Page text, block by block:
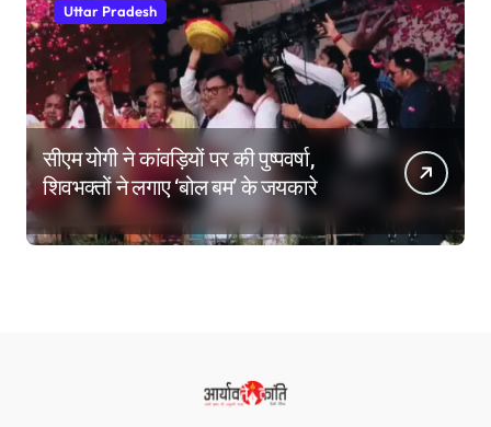
Uttar Pradesh
सीएम योगी ने कांवड़ियों पर की पुष्पवर्षा,
शिवभक्तों ने लगाए ‘बोल बम’ के जयकारे